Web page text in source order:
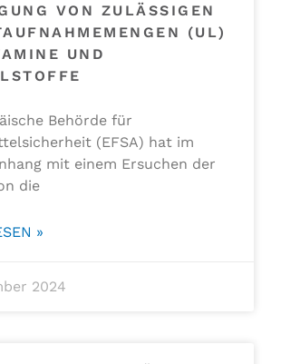
VON ZULÄSSIGEN
(UL)
UND
Behörde für
(EFSA) hat im
mit einem Ersuchen der
die
»
2024